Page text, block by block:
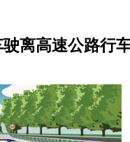
离高速公路行